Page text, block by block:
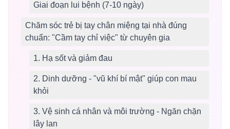
Giai đoạn lui bệnh (7-10 ngày)
Chăm sóc trẻ bị tay chân miệng tại nhà đúng
chuẩn: "Cầm tay chỉ việc" từ chuyên gia
1. Hạ sốt và giảm đau
2. Dinh dưỡng - "vũ khí bí mật" giúp con mau
khỏi
3. Vệ sinh cá nhân và môi trường - Ngăn chặn
lây lan